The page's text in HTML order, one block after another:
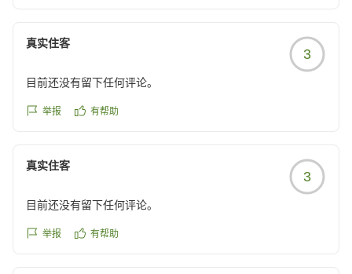
真实住客
3
目前还没有留下任何评论。
举报 有帮助
真实住客
3
目前还没有留下任何评论。
举报 有帮助